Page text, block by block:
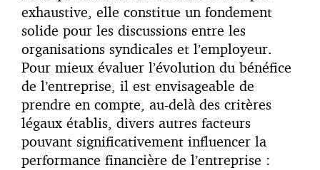
exhaustive, elle constitue un fondement
solide pour les discussions entre les
organisations syndicales et l’employeur.
Pour mieux évaluer l’évolution du bénéfice
de l’entreprise, il est envisageable de
prendre en compte, au-delà des critères
légaux établis, divers autres facteurs
pouvant significativement influencer la
performance financière de l’entreprise :